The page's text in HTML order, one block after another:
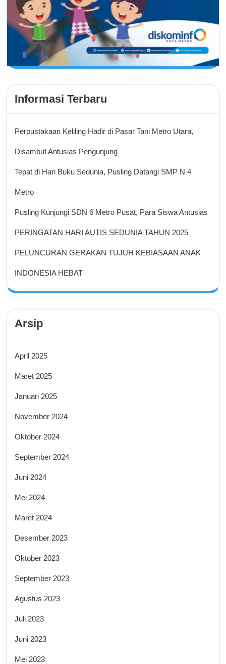
Informasi Terbaru
Perpustakaan Keliling Hadir di Pasar Tani Metro Utara,
Disambut Antusias Pengunjung
Tepat di Hari Buku Sedunia, Pusling Datangi SMP N 4
Metro
Pusling Kunjungi SDN 6 Metro Pusat, Para Siswa Antusias
PERINGATAN HARI AUTIS SEDUNIA TAHUN 2025
PELUNCURAN GERAKAN TUJUH KEBIASAAN ANAK
INDONESIA HEBAT
Arsip
April 2025
Maret 2025
Januari 2025
November 2024
Oktober 2024
September 2024
Juni 2024
Mei 2024
Maret 2024
Desember 2023
Oktober 2023
September 2023
Agustus 2023
Juli 2023
Juni 2023
Mei 2023